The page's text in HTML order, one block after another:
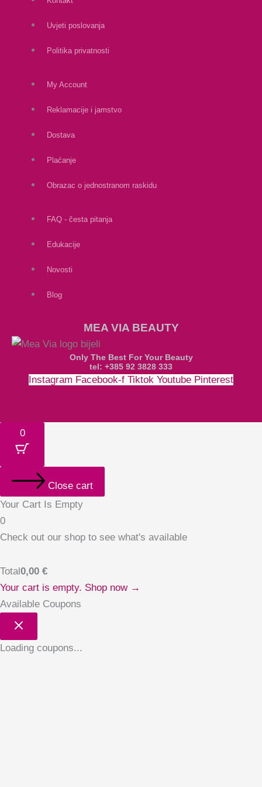
Uvjeti poslovanja
Politika privatnosti
My Account
Reklamacije i jamstvo
Dostava
Plaćanje
Obrazac o jednostranom raskidu
FAQ - česta pitanja
Edukacije
Novosti
Blog
MEA VIA BEAUTY
Only The Best For Your Beauty
tel: +385 92 3828 333
Instagram Facebook-f Tiktok Youtube Pinterest
0
Close cart
Your Cart Is Empty
0
Check out our shop to see what's available
Total0,00 €
Your cart is empty. Shop now →
Available Coupons
Loading coupons...